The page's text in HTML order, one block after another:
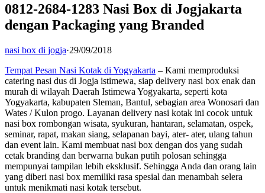
0812-2684-1283 Nasi Box di Jogjakarta
dengan Packaging yang Branded
nasi box di jogja·29/09/2018
Tempat Pesan Nasi Kotak di Yogyakarta – Kami memproduksi
catering nasi dus di Jogja istimewa, siap delivery nasi box enak dan
murah di wilayah Daerah Istimewa Yogyakarta, seperti kota
Yogyakarta, kabupaten Sleman, Bantul, sebagian area Wonosari dan
Wates / Kulon progo. Layanan delivery nasi kotak ini cocok untuk
nasi box rombongan wisata, syukuran, hantaran, selamatan, ospek,
seminar, rapat, makan siang, selapanan bayi, ater- ater, ulang tahun
dan event lain. Kami membuat nasi box dengan dos yang sudah
cetak branding dan berwarna bukan putih polosan sehingga
mempunyai tampilan lebih eksklusif. Sehingga Anda dan orang lain
yang diberi nasi box memiliki rasa spesial dan menambah selera
untuk menikmati nasi kotak tersebut.